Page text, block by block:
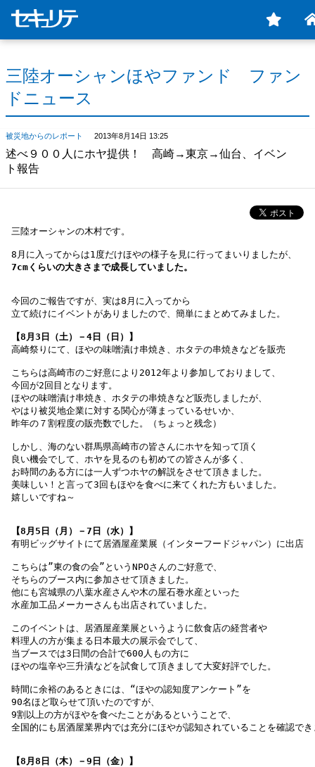
三陸オーシャンほやファンド ファン
ドニュース
被災地からのレポート 2013年8月14日 13:25
述べ９００人にホヤ提供！ 高崎→東京→仙台、イベン
ト報告
三陸オーシャンの木村です。
8月に入ってからは1度だけほやの様子を見に行ってまいりましたが、
7cmくらいの大きさまで成長していました。
今回のご報告ですが、実は8月に入ってから
立て続けにイベントがありましたので、簡単にまとめてみました。
【8月3日（土）－4日（日）】
高崎祭りにて、ほやの味噌漬け串焼き、ホタテの串焼きなどを販売
こちらは高崎市のご好意により2012年より参加しておりまして、
今回が2回目となります。
ほやの味噌漬け串焼き、ホタテの串焼きなど販売しましたが、
やはり被災地企業に対する関心が薄まっているせいか、
昨年の７割程度の販売数でした。（ちょっと残念）
しかし、海のない群馬県高崎市の皆さんにホヤを知って頂く
良い機会でして、ホヤを見るのも初めての皆さんが多く、
お時間のある方には一人ずつホヤの解説をさせて頂きました。
美味しい！と言って3回もほやを食べに来てくれた方もいました。
【8月5日（月）－7日（水）】
有明ビッグサイトにて居酒屋産業展（インターフードジャパン）に出店
こちらは”東の食の会”というNPOさんのご好意で、
そちらのブース内に参加させて頂きました。
他にも宮城県の八葉水産さんや木の屋石巻水産といった
水産加工品メーカーさんも出店されていました。
このイベントは、居酒屋産業展というように飲食店の経営者や
料理人の方が集まる日本最大の展示会でして、
当ブースでは3日間の合計で600人もの方に
ほやの塩辛や三升漬などを試食して頂きまして大変好評でした。
時間に余裕のあるときには、“ほやの認知度アンケート”を
90名ほど取らせて頂いたのですが、
9割以上の方がほやを食べたことがあるということで、
全国的にも居酒屋業界内では充分にほやが認知されていることを確認で
【8月8日（木）－9日（金）】